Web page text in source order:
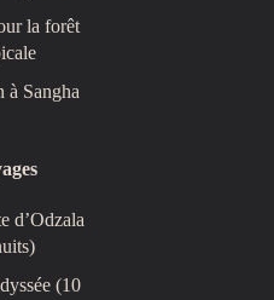
la forêt
à Sangha
d’Odzala
(10